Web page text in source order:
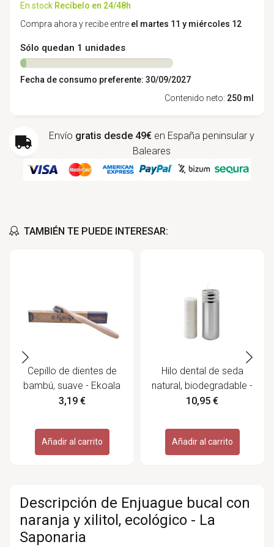
En stock Recíbelo en 24/48h
Compra ahora y recibe entre el martes 11 y miércoles 12
Sólo quedan 1 unidades
Fecha de consumo preferente: 30/09/2027
Contenido neto: 250 ml
Envío gratis desde 49€ en España peninsular y
Baleares
TAMBIÉN TE PUEDE INTERESAR:
Cepillo de dientes de
bambú, suave - Ekoala
3,19 €
Añadir al carrito
Hilo dental de seda
natural, biodegradable -
Bambaw
10,95 €
Añadir al carrito
Descripción de Enjuague bucal con
naranja y xilitol, ecológico - La
Saponaria